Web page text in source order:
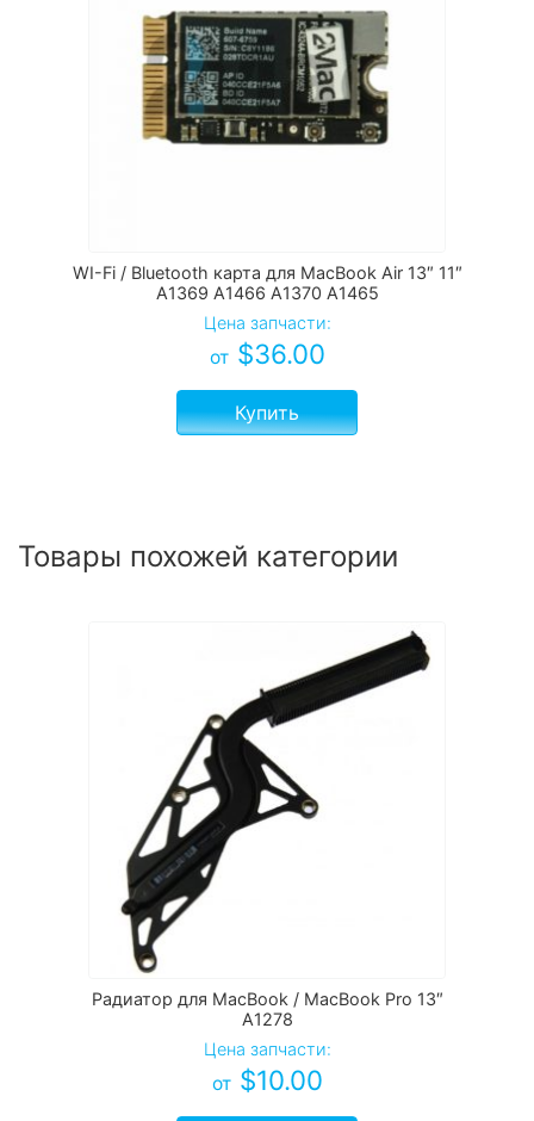
WI-Fi / Bluetooth карта для MacBook Air 13″ 11″
A1369 A1466 A1370 A1465
Цена запчасти:
от $36.00
Купить
Товары похожей категории
Радиатор для MacBook / MacBook Pro 13″
A1278
Цена запчасти:
от $10.00